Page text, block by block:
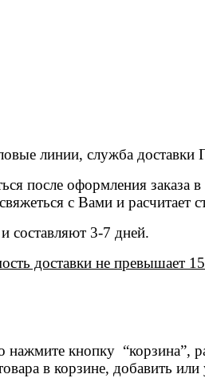
линии, служба доставки
после оформления заказа
с Вами и расчитает
составляют 3-7 дней.
доставки не
нажмите кнопку
в корзине, добавить